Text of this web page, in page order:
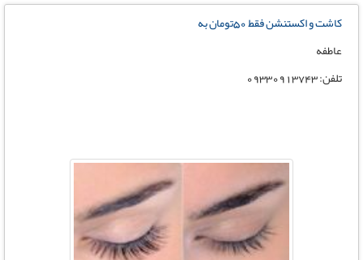
كاشت و اكستنشن فقط ٥٠تومان به
عاطفه
تلفن: ٠٩٣٣٠٩١٣٧٤٣